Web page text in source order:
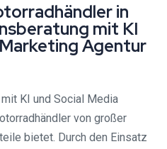
in
mit KI
Agentur
mit KI und Social Media
von großer
bietet. Durch den Einsatz